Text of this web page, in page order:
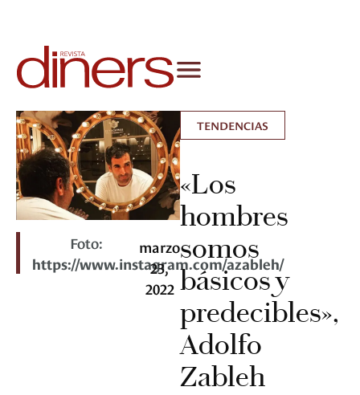
Foto:
https://www.instagram.com/azableh/
marzo
23,
2022
TENDENCIAS
«Los
hombres
somos
básicos y
predecibles»,
Adolfo
Zableh